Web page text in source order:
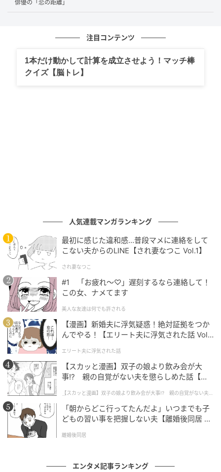
ろ、こうした名もなき一人がいるからこそ、英雄の物
山が演じると地に足のついた手触りが出る。普通の人
物に芯を通す。それが、長く岡山に託されてきた仕事
その確かさが、近年いっそう前に出てきた。
NHK連続ドラマ『ひらやすみ』では、のんびりとした
青年・生田ヒロトを演じ、連続ドラマ初主演を務め
た。大きな野心も劇的な転機もない。ただ日々を肯定
して、ゆるやかに生きる青年だ。事件で引っ張るので
はなく、何気ない暮らしの手触りだけで一本を持たせ
る。難しい仕事を、岡山はやわらかくこなした。
その仕事は、賞という形でも認められた。『ひらやす
み』での評価を中心に第50回エランドール賞（2026
年）を受賞。さらに
第63回ギャラクシー賞テレビ部門
個人賞では、評価の対象が四つの作品に広がる。『ひ
らやすみ』で日々を肯定する青年を演じ、NHK大河ド
ラマ『べらぼう』では切腹してもなお人を笑わせる恋
川春町を、『冬のなんかさ、春のなんかね』（日本テ
レビ系）では届かぬ恋に煩悶する先輩を、NHKドラマ
『片想い』では芦田愛菜演じる幼なじみから想われる
俳優の「恋の距離」
注目コンテンツ
1本だけ動かして計算を成立させよう！マッチ棒
クイズ【脳トレ】
人気連載マンガランキング
最初に感じた違和感…普段マメに連絡をして
こない夫からのLINE【され妻なつこ Vol.1】
され妻なつこ
#1 「お疲れ〜♡」遅刻するなら連絡して！
この女、ナメてます
美人な友達は何でも許される
【漫画】新婚夫に浮気疑惑！絶対証拠をつか
んでやる！【エリート夫に浮気された話 Vol.
エリート夫に浮気された話
【スカッと漫画】双子の娘より飲み会が大
事!? 親の自覚がない夫を懲らしめた話【第1
【スカッと漫画】双子の娘より飲み会が大事!? 親の自覚がない夫を
懲らしめた話
「朝からどこ行ってたんだよ」いつまでも子
どもの習い事を把握しない夫【離婚後同居 Vo
離婚後同居
エンタメ記事ランキング